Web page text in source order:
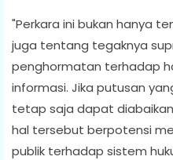
"Perkara ini bukan hanya
juga tentang tegaknya
penghormatan terhadap
informasi. Jika putusan
tetap saja dapat
hal tersebut berpotensi
publik terhadap sistem